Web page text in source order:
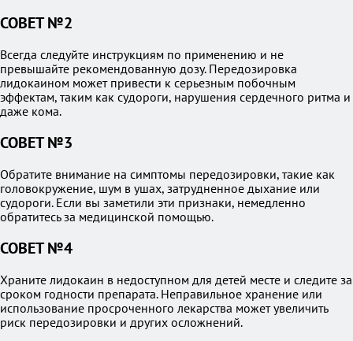
СОВЕТ №2
Всегда следуйте инструкциям по применению и не
превышайте рекомендованную дозу. Передозировка
лидокаином может привести к серьезным побочным
эффектам, таким как судороги, нарушения сердечного ритма и
даже кома.
СОВЕТ №3
Обратите внимание на симптомы передозировки, такие как
головокружение, шум в ушах, затрудненное дыхание или
судороги. Если вы заметили эти признаки, немедленно
обратитесь за медицинской помощью.
СОВЕТ №4
Храните лидокаин в недоступном для детей месте и следите за
сроком годности препарата. Неправильное хранение или
использование просроченного лекарства может увеличить
риск передозировки и других осложнений.